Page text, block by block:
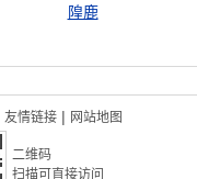
隍鹿
友情链接 | 网站地图
二维码
扫描可直接访问